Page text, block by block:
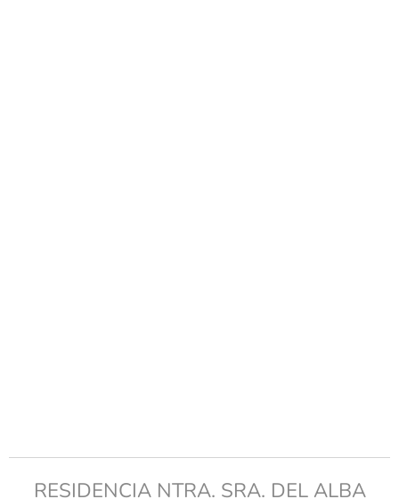
RESIDENCIA NTRA. SRA. DEL ALBA